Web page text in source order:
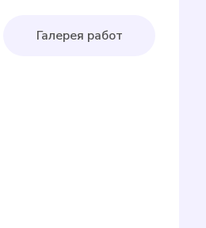
Галерея работ